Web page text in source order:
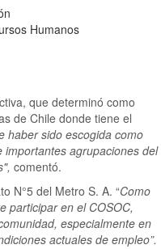
Humanos
que determinó como
de Chile donde tiene el
haber sido escogida como
agrupaciones del
comentó.
N°5 del Metro S. A. “Como
participar en el COSOC,
especialmente en
actuales de empleo”.